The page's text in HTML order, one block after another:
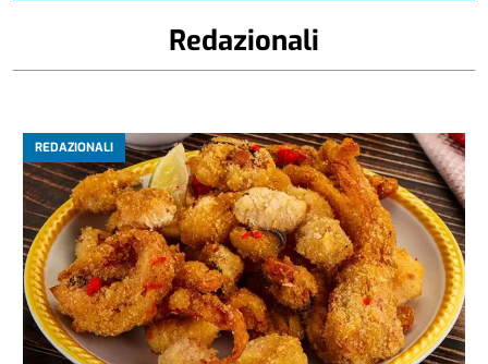
Redazionali
REDAZIONALI